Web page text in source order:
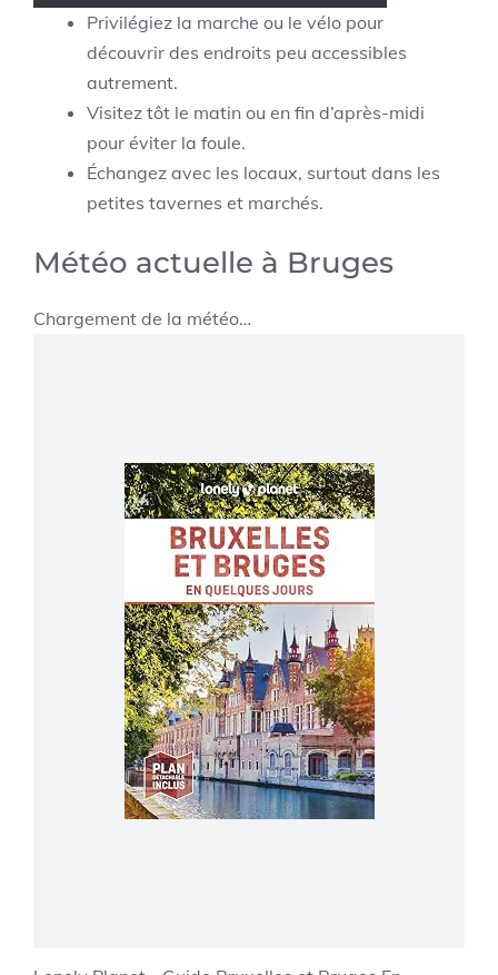
Privilégiez la marche ou le vélo pour
découvrir des endroits peu accessibles
autrement.
Visitez tôt le matin ou en fin d’après-midi
pour éviter la foule.
Échangez avec les locaux, surtout dans les
petites tavernes et marchés.
Météo actuelle à Bruges
Chargement de la météo…